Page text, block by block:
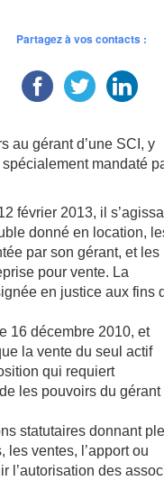
Partagez à vos contacts :
au gérant d’une SCI, y
mandaté
février 2013, il
donné en location,
par son gérant, et les
pour vente. La
en justice aux fins
16 décembre 2010, et
la vente du seul actif
qui requiert
les pouvoirs du gérant
statutaires donnant
ventes, l’apport ou
l’autorisation des